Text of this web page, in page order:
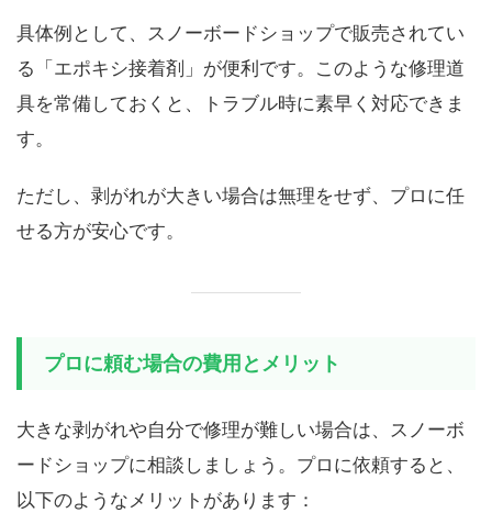
具体例として、スノーボードショップで販売されてい
る「エポキシ接着剤」が便利です。このような修理道
具を常備しておくと、トラブル時に素早く対応できま
す。
ただし、剥がれが大きい場合は無理をせず、プロに任
せる方が安心です。
プロに頼む場合の費用とメリット
大きな剥がれや自分で修理が難しい場合は、スノーボ
ードショップに相談しましょう。プロに依頼すると、
以下のようなメリットがあります：